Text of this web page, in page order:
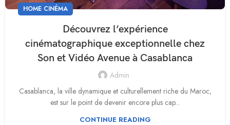
HOME CINÉMA
Découvrez l’expérience
cinématographique exceptionnelle chez
Son et Vidéo Avenue à Casablanca
Admin
Casablanca, la ville dynamique et culturellement riche du Maroc,
est sur le point de devenir encore plus cap...
CONTINUE READING